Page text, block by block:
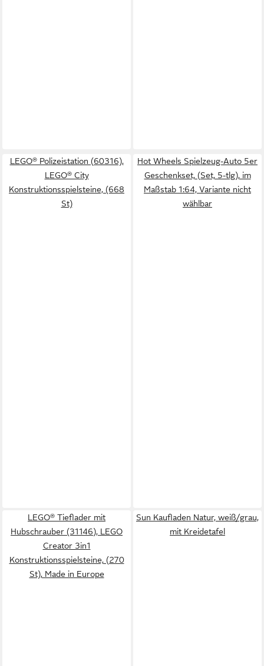
LEGO® Polizeistation (60316),
LEGO® City
Konstruktionsspielsteine, (668
St)
Hot Wheels Spielzeug-Auto 5er
Geschenkset, (Set, 5-tlg), im
Maßstab 1:64, Variante nicht
wählbar
LEGO® Tieflader mit
Hubschrauber (31146), LEGO
Creator 3in1
Konstruktionsspielsteine, (270
St), Made in Europe
Sun Kaufladen Natur, weiß/grau,
mit Kreidetafel